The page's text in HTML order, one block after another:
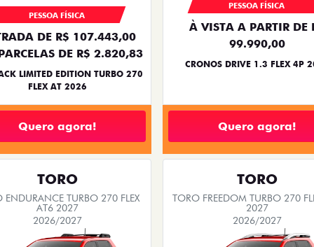
PESSOA FÍSICA
DE R$ 107.443,00
DE R$ 2.820,83
LIMITED EDITION TURBO 270
FLEX AT 2026
Quero agora!
PESSOA FÍSICA
À VISTA A PARTIR DE
99.990,00
CRONOS DRIVE 1.3 FLEX 4P
Quero agora!
TORO
ENDURANCE TURBO 270 FLEX
AT6 2027
2026/2027
TORO
TORO FREEDOM TURBO 270
2027
2026/2027